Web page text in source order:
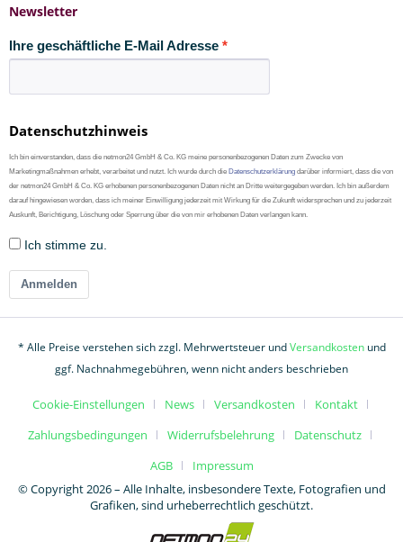
Newsletter
Ihre geschäftliche E-Mail Adresse
Datenschutzhinweis
Ich bin einverstanden, dass die netmon24 GmbH & Co. KG meine personenbezogenen Daten zum Zwecke von
Marketingmaßnahmen erhebt, verarbeitet und nutzt. Ich wurde durch die Datenschutzerklärung darüber informiert, dass die von
der netmon24 GmbH & Co. KG erhobenen personenbezogenen Daten nicht an Dritte weitergegeben werden. Ich bin außerdem
darauf hingewiesen worden, dass ich meiner Einwilligung jederzeit mit Wirkung für die Zukunft widersprechen und zu jederzeit
Auskunft, Berichtigung, Löschung oder Sperrung über die von mir erhobenen Daten verlangen kann.
Ich stimme zu.
Anmelden
* Alle Preise verstehen sich zzgl. Mehrwertsteuer undVersandkostenund
ggf. Nachnahmegebühren, wenn nicht anders beschrieben
Cookie-Einstellungen News Versandkosten
Kontakt
Zahlungsbedingungen
Widerrufsbelehrung
Datenschutz
AGB
Impressum
© Copyright 2026 – Alle Inhalte, insbesondere Texte, Fotografien und
Grafiken, sind urheberrechtlich geschützt.